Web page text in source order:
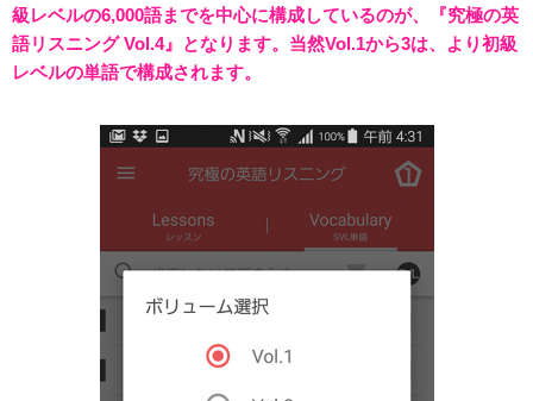
級レベルの6,000語までを中心に構成しているのが、『究極の英
語リスニング Vol.4』となります。当然Vol.1から3は、より初級
レベルの単語で構成されます。